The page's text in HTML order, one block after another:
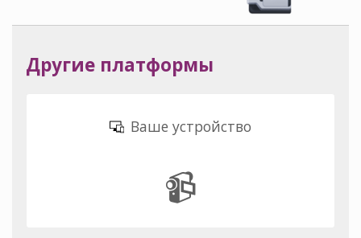
Другие платформы
Ваше устройство
📹